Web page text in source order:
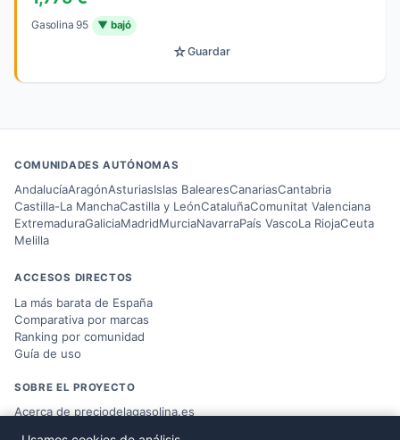
Gasolina 95 ▼ bajó
☆Guardar
COMUNIDADES AUTÓNOMAS
AndalucíaAragónAsturiasIslas BalearesCanariasCantabria
Castilla-La ManchaCastilla y LeónCataluñaComunitat Valenciana
ExtremaduraGaliciaMadridMurciaNavarraPaís VascoLa RiojaCeuta
Melilla
ACCESOS DIRECTOS
La más barata de España
Comparativa por marcas
Ranking por comunidad
Guía de uso
SOBRE EL PROYECTO
Acerca de preciodelagasolina.es